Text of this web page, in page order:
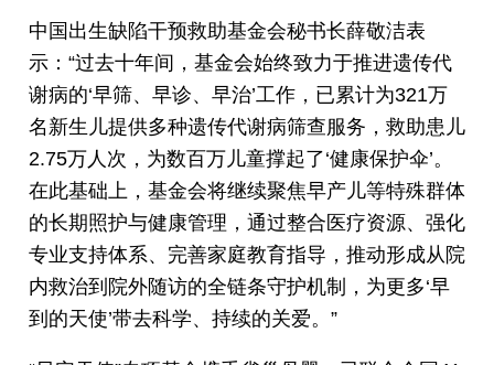
中国出生缺陷干预救助基金会秘书长薛敬洁表
示：“过去十年间，基金会始终致力于推进遗传代
谢病的‘早筛、早诊、早治’工作，已累计为321万
名新生儿提供多种遗传代谢病筛查服务，救助患儿
2.75万人次，为数百万儿童撑起了‘健康保护伞’。
在此基础上，基金会将继续聚焦早产儿等特殊群体
的长期照护与健康管理，通过整合医疗资源、强化
专业支持体系、完善家庭教育指导，推动形成从院
内救治到院外随访的全链条守护机制，为更多‘早
到的天使’带去科学、持续的关爱。”